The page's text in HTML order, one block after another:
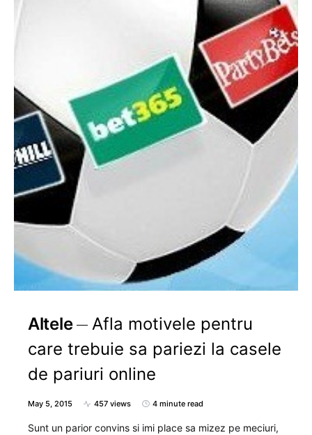
Altele
Afla motivele pentru
care trebuie sa pariezi la casele
de pariuri online
May 5, 2015 457 views 4 minute read
Sunt un parior convins si imi place sa mizez pe meciuri,